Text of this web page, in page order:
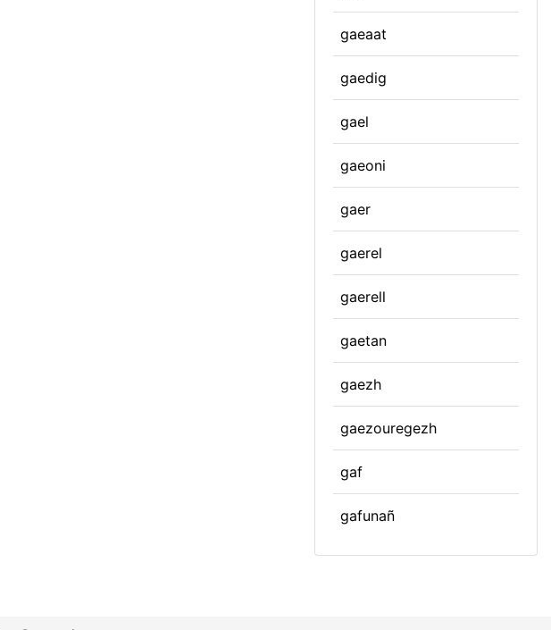
gaeaat
gaedig
gael
gaeoni
gaer
gaerel
gaerell
gaetan
gaezh
gaezouregezh
gaf
gafunañ